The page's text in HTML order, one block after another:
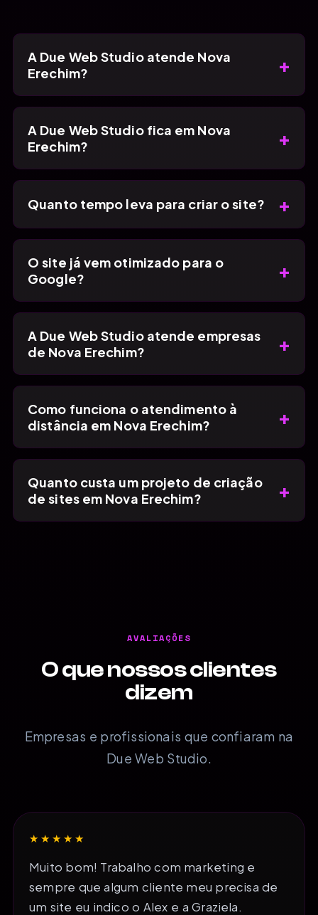
A Due Web Studio atende Nova
Erechim?
+
A Due Web Studio fica em Nova
Erechim?
+
Quanto tempo leva para criar o site? +
O site já vem otimizado para o
Google?
+
A Due Web Studio atende empresas
de Nova Erechim?
+
Como funciona o atendimento à
distância em Nova Erechim?
+
Quanto custa um projeto de criação
de sites em Nova Erechim?
+
AVALIAÇÕES
O que nossos clientes
dizem
Empresas e profissionais que confiaram na
Due Web Studio.
★★★★★
Muito bom! Trabalho com marketing e
sempre que algum cliente meu precisa de
um site eu indico o Alex e a Graziela.